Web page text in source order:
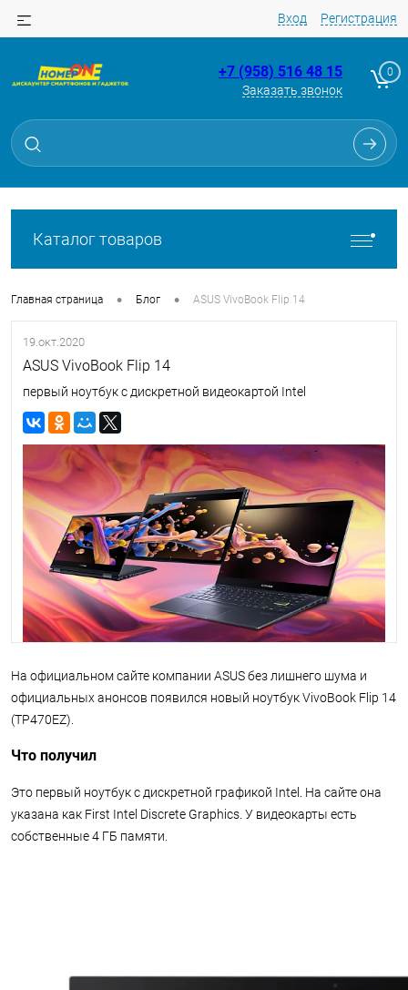
Вход Регистрация
+7 (958) 516 48 15
Заказать звонок
0
Каталог товаров
Главная страница • Блог • ASUS VivoBook Flip 14
19.окт.2020
ASUS VivoBook Flip 14
первый ноутбук с дискретной видеокартой Intel
На официальном сайте компании ASUS без лишнего шума и
официальных анонсов появился новый ноутбук VivoBook Flip 14
(TP470EZ).
Что получил
Это первый ноутбук с дискретной графикой Intel. На сайте она
указана как First Intel Discrete Graphics. У видеокарты есть
собственные 4 ГБ памяти.